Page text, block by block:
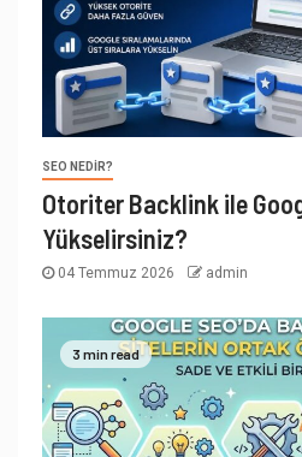
SEO NEDIR?
Otoriter Backlink ile
Yükselirsiniz?
04 Temmuz 2026 admin
3 min read